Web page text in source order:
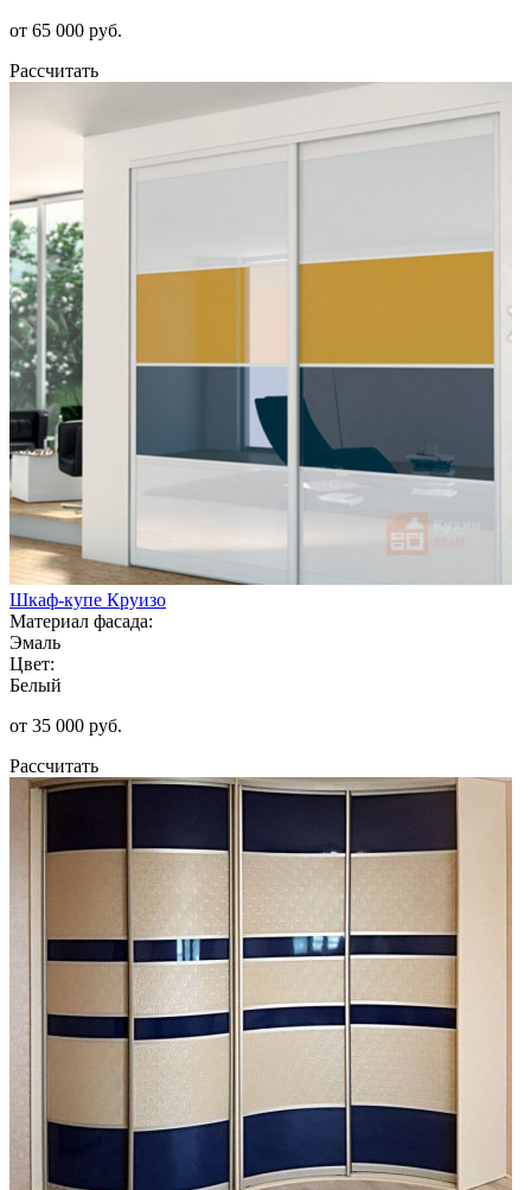
от 65 000 руб.
Рассчитать
Шкаф-купе Круизо
Материал фасада:
Эмаль
Цвет:
Белый
от 35 000 руб.
Рассчитать